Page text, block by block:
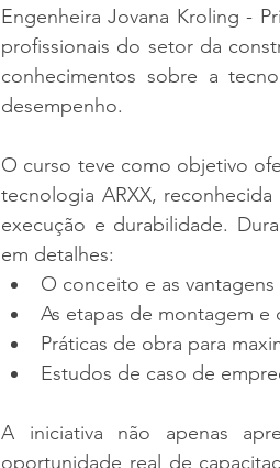
Engenheira Jovana Kroling -
profissionais do setor da
conhecimentos sobre a
desempenho.
O curso teve como objetivo
tecnologia ARXX,
execução e durabilidade.
em detalhes:
O conceito e as
As etapas de montagem e
Práticas de obra para
Estudos de caso de
A iniciativa não apenas
oportunidade real de